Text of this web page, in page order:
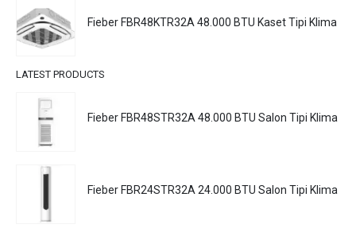
Fieber FBR48KTR32A 48.000 BTU Kaset Tipi Klima
LATEST PRODUCTS
Fieber FBR48STR32A 48.000 BTU Salon Tipi Klima
Fieber FBR24STR32A 24.000 BTU Salon Tipi Klima